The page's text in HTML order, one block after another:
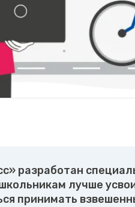
разработан
лучше
принимать